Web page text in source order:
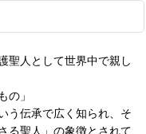
聖人として世界中で親し
の」
う伝承で広く知られ、そ
る聖人」の象徴とされて